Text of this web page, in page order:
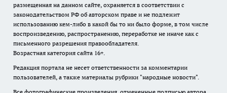
размещенная на данном сайте, охраняется в соответствии с
законодательством РФ об авторском праве и не подлежит
использованию кем-либо в какой бы то ни было форме, в том числе
воспроизведению, распространению, переработке не иначе как с
письменного разрешения правообладателя.
Возрастная категория сайта 16+.
Редакция портала не несет ответственности за комментарии
пользователей, а также материалы рубрики "народные новости".